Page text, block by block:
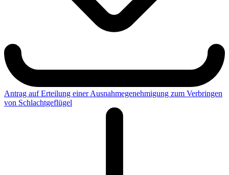
Antrag auf Erteilung einer Ausnahmegenehmigung zum Verbringen
von Schlachtgeflügel